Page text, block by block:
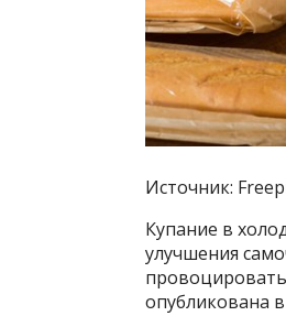
Источник:
Купание в
улучшения
опубликована